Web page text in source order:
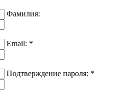
Фамилия:
Email: *
Подтверждение пароля: *